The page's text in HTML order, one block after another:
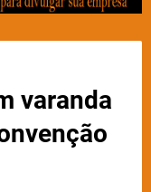
varanda